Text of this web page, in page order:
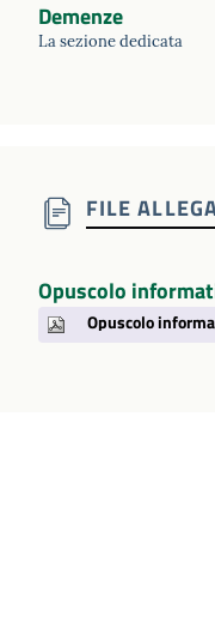
Demenze
La sezione dedicata
FILE
Opuscolo
Opuscolo